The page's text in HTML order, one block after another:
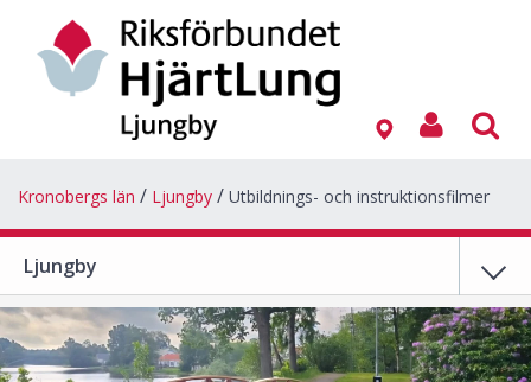
Kronobergs län Ljungby Utbildnings- och instruktionsfilmer
Ljungby